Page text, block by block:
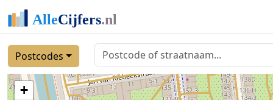
Postcodes
+